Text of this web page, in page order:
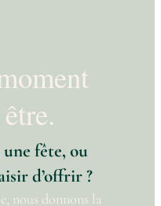
fête, ou
d’offrir ?
nous donnons la